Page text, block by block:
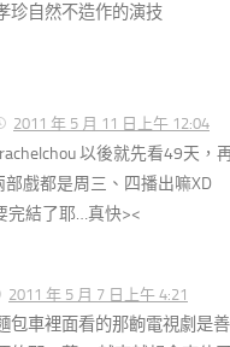
珍自然不造作的演技
2011 年 5 月 11 日上午 12:04
以後就先看49天，
部戲都是周三、四播出嘛XD
完結了耶…真快><
2011 年 5 月 7 日上午 4:21
包車裡面看的那齣電視劇是